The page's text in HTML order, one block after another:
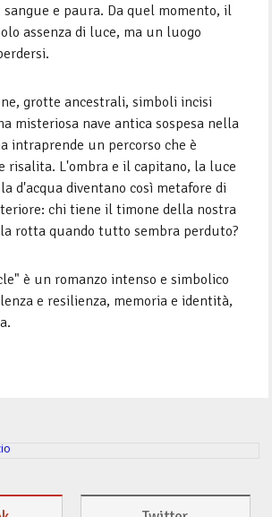
sangue e paura. Da quel momento, il
assenza di luce, ma un luogo
grotte ancestrali, simboli incisi
misteriosa nave antica sospesa nella
intraprende un percorso che è
risalita. L'ombra e il capitano, la luce
d'acqua diventano così metafore di
chi tiene il timone della nostra
rotta quando tutto sembra perduto?
è un romanzo intenso e simbolico
e resilienza, memoria e identità,